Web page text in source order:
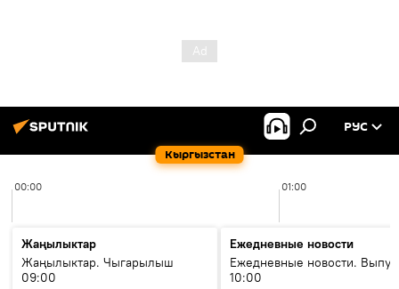
Кыргызстан
РУС
00:00 01:00
Жаңылыктар
Жаңылыктар. Чыгарылыш
09:00
Ежедневные новости
Ежедневные новости.
10:00